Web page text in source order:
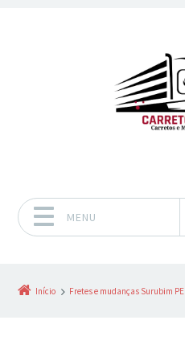
MENU
Início Fretes e mudanças Surubim PE